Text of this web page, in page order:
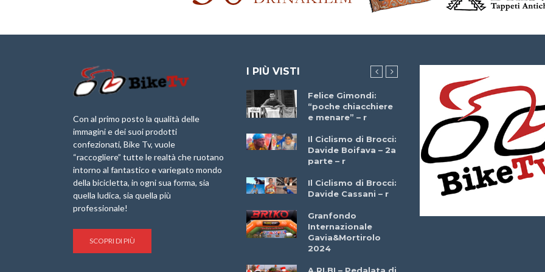
Con al primo posto la qualità delle
immagini e dei suoi prodotti
confezionati, Bike Tv, vuole
“raccogliere” tutte le realtà che ruotano
intorno al fantastico e variegato mondo
della bicicletta, in ogni sua forma, sia
quella ludica, sia quella più
professionale!
SCOPRI DI PIÙ
I PIÙ VISTI
Briko Torino – 11
Maggio 2025 – r
Giancarlo Brocci
Marathon 2025”
Borghi&Castelli” –
Anteprima
1a Edizione
Granfondo
Felice Gimondi:
“poche chiacchiere
e menare” – r
Il Ciclismo di Brocci:
Davide Boifava – 2a
parte – r
Il Ciclismo di Brocci:
Davide Cassani – r
Granfondo
Internazionale
Gavia&Mortirolo
2024
A.RI.BI – Pedalata di
Brocci Incontra
Giuseppe Martinelli
– r
Che cos’è il
triathlon? Con
Simone Diamantini
– r
Marzo 2025 –